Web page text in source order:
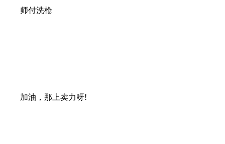
师付洗枪
加油，那上卖力呀!